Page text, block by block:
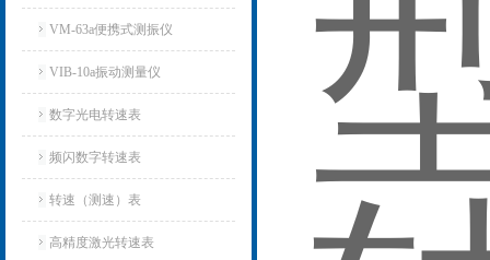
VM-63a便携式测振仪
VIB-10a振动测量仪
数字光电转速表
频闪数字转速表
转速（测速）表
高精度激光转速表